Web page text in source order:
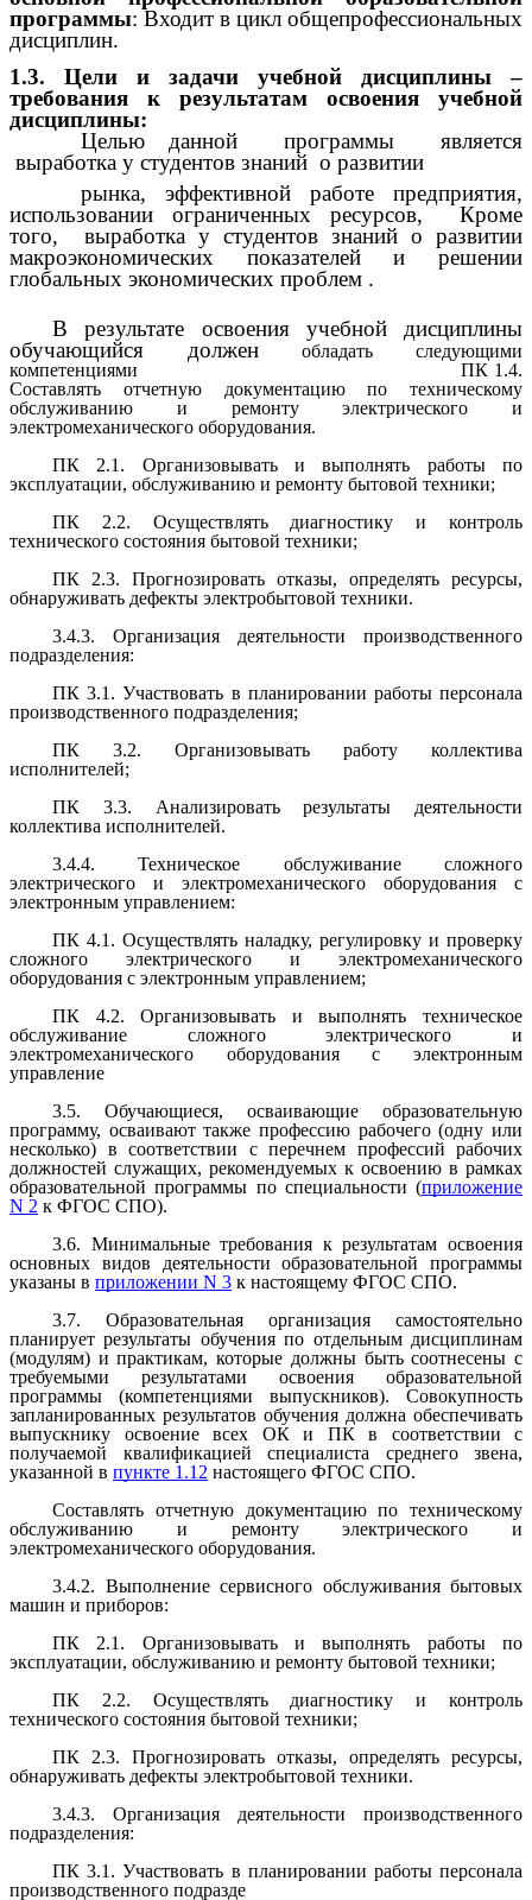
программы: Входит в цикл общепрофессиональных
дисциплин.
1.3. Цели и задачи учебной дисциплины –
требования к результатам освоения учебной
дисциплины:
Целью данной программы является
выработка у студентов знаний о развитии
рынка, эффективной работе предприятия,
использовании ограниченных ресурсов, Кроме
того, выработка у студентов знаний о развитии
макроэкономических показателей и решении
глобальных экономических проблем .
В результате освоения учебной дисциплины
обучающийся долженобладать следующими
компетенциями ПК 1.4.
Составлять отчетную документацию по техническому
обслуживанию и ремонту электрического и
электромеханического оборудования.
ПК 2.1. Организовывать и выполнять работы по
эксплуатации, обслуживанию и ремонту бытовой техники;
ПК 2.2. Осуществлять диагностику и контроль
технического состояния бытовой техники;
ПК 2.3. Прогнозировать отказы, определять ресурсы,
обнаруживать дефекты электробытовой техники.
3.4.3. Организация деятельности производственного
подразделения:
ПК 3.1. Участвовать в планировании работы персонала
производственного подразделения;
ПК 3.2. Организовывать работу коллектива
исполнителей;
ПК 3.3. Анализировать результаты деятельности
коллектива исполнителей.
3.4.4. Техническое обслуживание сложного
электрического и электромеханического оборудования с
электронным управлением:
ПК 4.1. Осуществлять наладку, регулировку и проверку
сложного электрического и электромеханического
оборудования с электронным управлением;
ПК 4.2. Организовывать и выполнять техническое
обслуживание сложного электрического и
электромеханического оборудования с электронным
управление
3.5. Обучающиеся, осваивающие образовательную
программу, осваивают также профессию рабочего (одну или
несколько) в соответствии с перечнем профессий рабочих
должностей служащих, рекомендуемых к освоению в рамках
образовательной программы по специальности (приложение
N 2 к ФГОС СПО).
3.6. Минимальные требования к результатам освоения
основных видов деятельности образовательной программы
указаны в приложении N 3 к настоящему ФГОС СПО.
3.7. Образовательная организация самостоятельно
планирует результаты обучения по отдельным дисциплинам
(модулям) и практикам, которые должны быть соотнесены с
требуемыми результатами освоения образовательной
программы (компетенциями выпускников). Совокупность
запланированных результатов обучения должна обеспечивать
выпускнику освоение всех ОК и ПК в соответствии с
получаемой квалификацией специалиста среднего звена,
указанной в пункте 1.12 настоящего ФГОС СПО.
Составлять отчетную документацию по техническому
обслуживанию и ремонту электрического и
электромеханического оборудования.
3.4.2. Выполнение сервисного обслуживания бытовых
машин и приборов:
ПК 2.1. Организовывать и выполнять работы по
эксплуатации, обслуживанию и ремонту бытовой техники;
ПК 2.2. Осуществлять диагностику и контроль
технического состояния бытовой техники;
ПК 2.3. Прогнозировать отказы, определять ресурсы,
обнаруживать дефекты электробытовой техники.
3.4.3. Организация деятельности производственного
подразделения:
ПК 3.1. Участвовать в планировании работы персонала
производственного подразде